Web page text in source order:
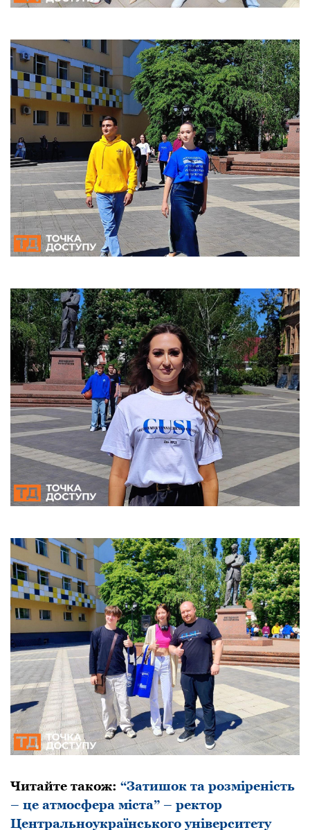
Читайте також: “Затишок та розміреність
– це атмосфера міста” – ректор
Центральноукраїнського університету